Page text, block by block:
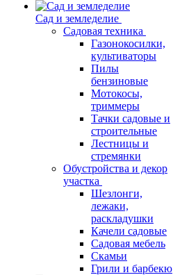
Сад и земледелие
Садовая техника
Газонокосилки,
культиваторы
Пилы
бензиновые
Мотокосы,
триммеры
Тачки садовые и
строительные
Лестницы и
стремянки
Обустройства и декор
участка
Шезлонги,
лежаки,
раскладушки
Качели садовые
Садовая мебель
Скамьи
Грили и барбекю